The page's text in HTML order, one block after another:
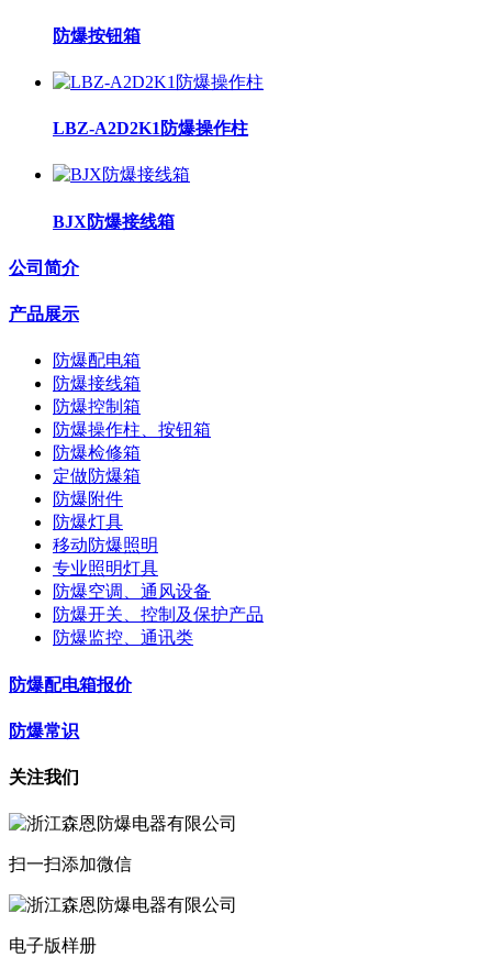
防爆按钮箱
LBZ-A2D2K1防爆操作柱
BJX防爆接线箱
公司简介
产品展示
防爆配电箱
防爆接线箱
防爆控制箱
防爆操作柱、按钮箱
防爆检修箱
定做防爆箱
防爆附件
防爆灯具
移动防爆照明
专业照明灯具
防爆空调、通风设备
防爆开关、控制及保护产品
防爆监控、通讯类
防爆配电箱报价
防爆常识
关注我们
扫一扫添加微信
电子版样册